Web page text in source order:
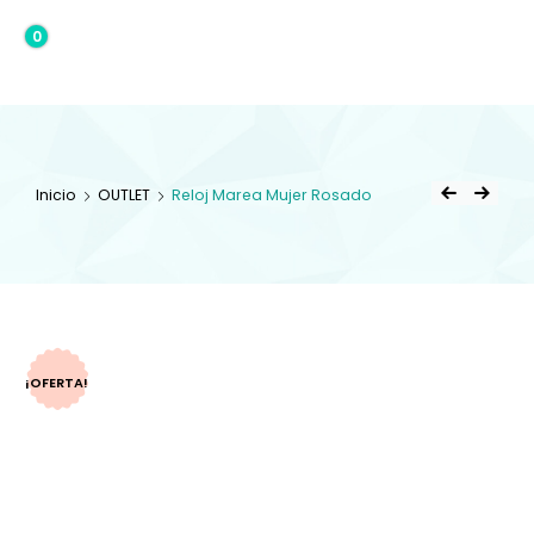
0,00€
0
Inicio OUTLET Reloj Marea Mujer Rosado
¡OFERTA!